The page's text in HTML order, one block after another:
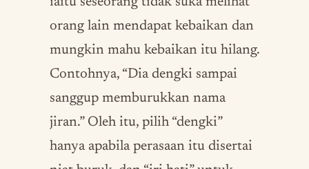
orang lain mendapat kebaikan dan
mungkin mahu kebaikan itu hilang.
Contohnya, “Dia dengki sampai
sanggup memburukkan nama
jiran.” Oleh itu, pilih “dengki”
hanya apabila perasaan itu disertai